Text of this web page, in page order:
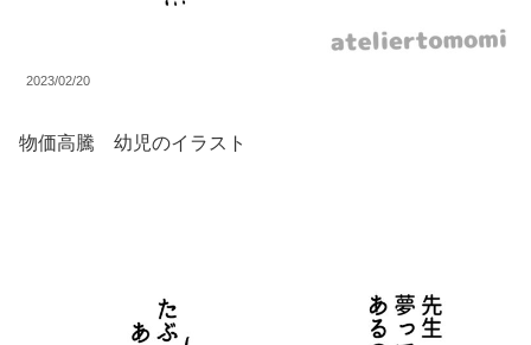
2023/02/20
物価高騰 幼児のイラスト